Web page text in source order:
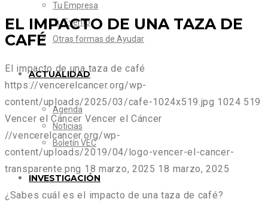
Tu Empresa
Tu Evento
Otras formas de Ayudar
ACTUALIDAD
Agenda
Noticias
Boletín VEC
INVESTIGACIÓN
EL IMPACTO DE UNA TAZA DE
CAFÉ
El impacto de una taza de café
https://vencerelcancer.org/wp-
content/uploads/2025/03/cafe-1024x519.jpg 1024 519
Vencer el Cáncer Vencer el Cáncer
//vencerelcancer.org/wp-
content/uploads/2019/04/logo-vencer-el-cancer-
transparente.png 18 marzo, 2025 18 marzo, 2025
¿Sabes cuál es el impacto de una taza de café?